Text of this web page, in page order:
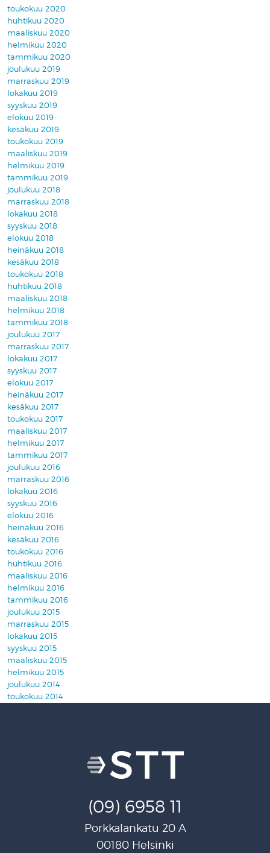
toukokuu 2020
huhtikuu 2020
maaliskuu 2020
helmikuu 2020
tammikuu 2020
joulukuu 2019
marraskuu 2019
lokakuu 2019
syyskuu 2019
elokuu 2019
kesäkuu 2019
toukokuu 2019
maaliskuu 2019
helmikuu 2019
tammikuu 2019
joulukuu 2018
marraskuu 2018
lokakuu 2018
syyskuu 2018
elokuu 2018
heinäkuu 2018
kesäkuu 2018
toukokuu 2018
huhtikuu 2018
maaliskuu 2018
helmikuu 2018
tammikuu 2018
joulukuu 2017
marraskuu 2017
lokakuu 2017
syyskuu 2017
elokuu 2017
heinäkuu 2017
kesäkuu 2017
toukokuu 2017
maaliskuu 2017
helmikuu 2017
tammikuu 2017
joulukuu 2016
marraskuu 2016
lokakuu 2016
syyskuu 2016
elokuu 2016
heinäkuu 2016
kesäkuu 2016
toukokuu 2016
huhtikuu 2016
maaliskuu 2016
helmikuu 2016
tammikuu 2016
joulukuu 2015
marraskuu 2015
lokakuu 2015
syyskuu 2015
maaliskuu 2015
helmikuu 2015
joulukuu 2014
toukokuu 2014
(09) 6958 11
Porkkalankatu 20 A
00180 Helsinki